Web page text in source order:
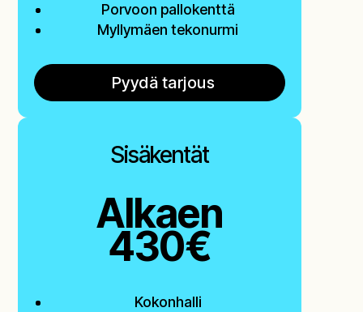
Porvoon pallokenttä
Myllymäen tekonurmi
Pyydä tarjous
Sisäkentät
Alkaen
430€
Kokonhalli